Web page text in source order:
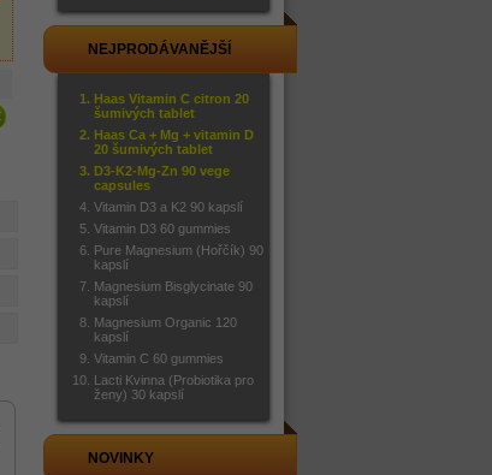
NEJPRODÁVANĚJŠÍ
Haas Vitamin C citron 20
šumivých tablet
Haas Ca + Mg + vitamin D
20 šumivých tablet
D3-K2-Mg-Zn 90 vege
capsules
Vitamin D3 a K2 90 kapslí
Vitamin D3 60 gummies
Pure Magnesium (Hořčík) 90
kapslí
Magnesium Bisglycinate 90
kapslí
Magnesium Organic 120
kapslí
Vitamin C 60 gummies
Lacti Kvinna (Probiotika pro
ženy) 30 kapslí
NOVINKY